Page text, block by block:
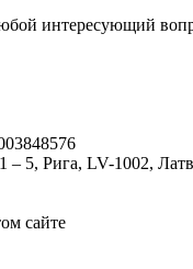
интересующий
– 5, Рига, LV-1002,
сайте